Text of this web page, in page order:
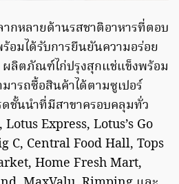
ากหลายด้านรสชาติอาหารที่ตอบ
อมได้รับการยืนยันความอร่อย
ผลิตภัณฑ์ไก่ปรุงสุกแช่แข็งพร้อม
ารถซื้อสินค้าได้ตามซูเปอร์
ดชั้นนำที่มีสาขาครอบคลุมทั่ว
Express, Lotus’s Go
C, Central Food Hall, Tops
Home Fresh Mart,